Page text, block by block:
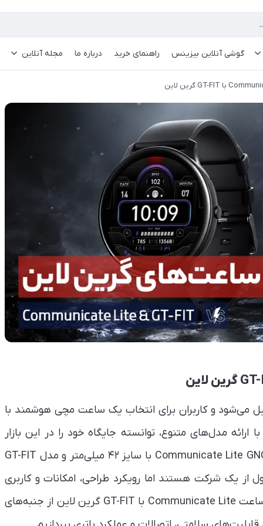
گوشی آنلاین بیزینس راهنمای خرید درباره ما مجله آنلاین
می‌شود و کاربران برای انتخاب یک ساعت مچی هوشمند با
مدل‌های متنوع، توانسته جایگاه خود را در این بازار
رقابتی تثبیت کند. در این میان دو مدل Communicate Lite GNCLTSWT42 با سایز ۴۲ میلی‌متر و مدل GT-FIT
یک شرکت هستند اما رویکرد طراحی، امکانات و کاربری
متفاوتی دارند. در این مقاله قصد داریم به مقایسه ساعت‌ Communicate Lite با GT-FIT گرین لاین از جنبه‌های